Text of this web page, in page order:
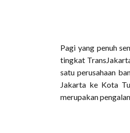
Pagi yang penuh
tingkat
satu perusahaan
Jakarta ke Kota
merupakan